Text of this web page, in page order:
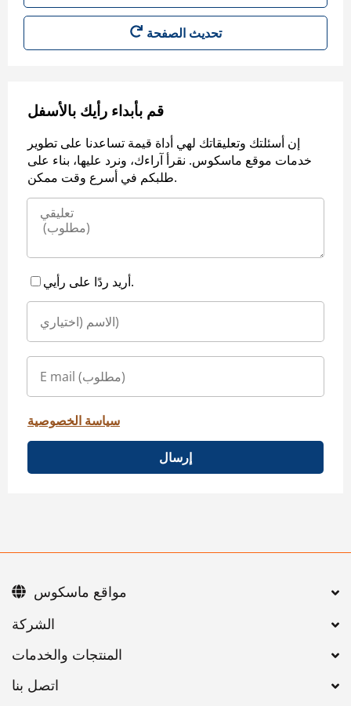
تحديث الصفحة
قم بأبداء رأيك بالأسفل
إن أسئلتك وتعليقاتك لهي أداة قيمة تساعدنا على تطوير
خدمات موقع ماسكوس. نقرأ آراءك، ونرد عليها، بناء على
طلبكم في أسرع وقت ممكن.
أريد ردًا على رأيي.
سياسة الخصوصية
إرسال
اتصل بنا
مواقع ماسكوس